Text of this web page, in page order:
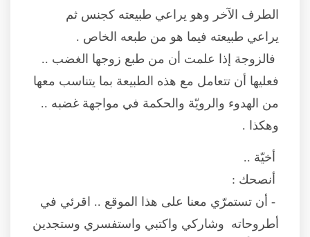
الطرف الآخر وهو يراعي طبيعته كجنس ثم
يراعي طبيعته فيما هو من طبعه الخاص .
فالزوجة إذا علمت أن من طبع زوجها الغضب ..
فعليها أن تتعامل مع هذه الطبيعة بما يتناسب معها
من الهدوء والرويّة والحكمة في مواجهة غضبه ..
وهكذا .
أخيّة ..
أنصحك :
- أن تستمرّي معنا على هذا الموقع .. اقرئي في
أطروحاته وشاركي واكتبي واستفسري وستجدين